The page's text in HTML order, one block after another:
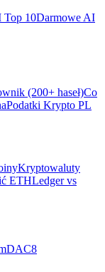
Top 10Darmowe AI
(200+ haseł)Co
Podatki Krypto PL
Kryptowaluty
ETHLedger vs
DAC8